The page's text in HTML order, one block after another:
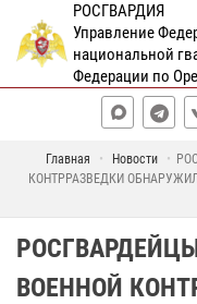
РОСГВАРДИЯ
Управление
национальной
Федерации по
Главная Новости
КОНТРРАЗВЕДКИ
ВОЕННОЙ